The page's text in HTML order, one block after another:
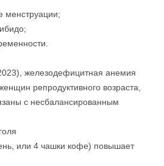
менструации;
железодефицитная анемия
репродуктивного возраста,
с несбалансированным
или 4 чашки кофе) повышает